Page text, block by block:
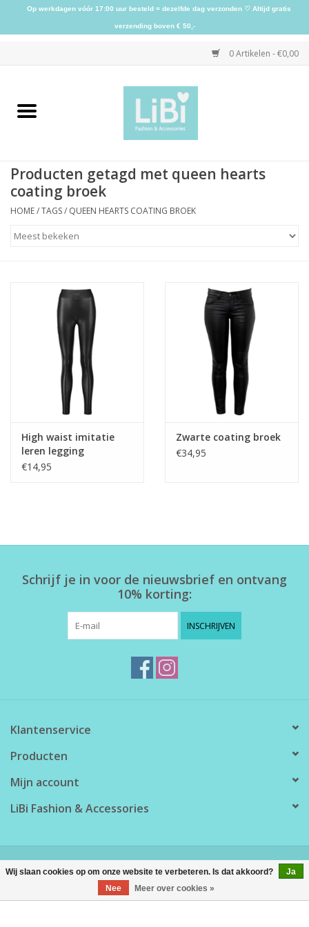
0 Artikelen - €0,00
Home
Kleding
Accessoires
Home deco
Herensokken
Producten getagd met queen hearts
coating broek
HOME/TAGS/ QUEEN HEARTS COATING BROEK
High waist imitatie
leren legging
€14,95
Zwarte coating broek
€34,95
Schrijf je in voor de nieuwsbrief en ontvang
10% korting:
INSCHRIJVEN
Klantenservice
Producten
Mijn account
LiBi Fashion & Accessories
Lightspeed
Wij slaan cookies op om onze website te verbeteren. Is dat akkoord?
Ja
Nee
Meer over cookies »
Op werkdagen vóór 17:00 uur besteld = dezelfde dag verzonden ♡ Altijd gratis
verzending boven € 50,-